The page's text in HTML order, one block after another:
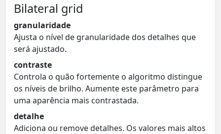
Bilateral grid
granularidade
Ajusta o nível de granularidade dos detalhes que
será ajustado.
contraste
Controla o quão fortemente o algoritmo distingue
os níveis de brilho. Aumente este parâmetro para
uma aparência mais contrastada.
detalhe
Adiciona ou remove detalhes. Os valores mais altos